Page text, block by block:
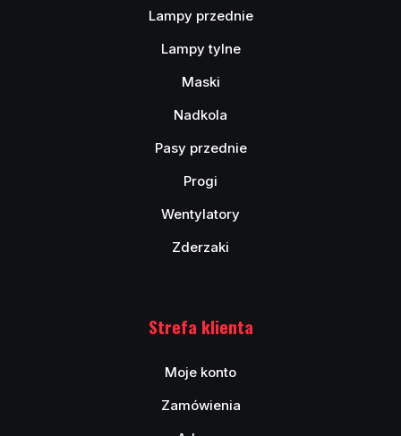
Lampy przednie
Lampy tylne
Maski
Nadkola
Pasy przednie
Progi
Wentylatory
Zderzaki
Strefa klienta
Moje konto
Zamówienia